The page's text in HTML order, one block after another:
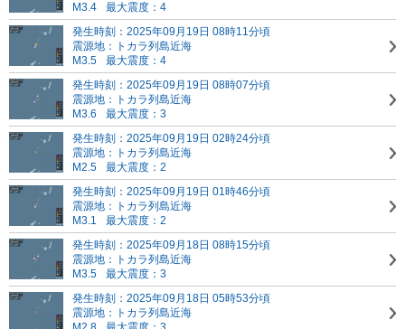
M3.4
最大震度：4
発生時刻：2025年09月19日 08時11分頃
震源地：トカラ列島近海
M3.5
最大震度：4
発生時刻：2025年09月19日 08時07分頃
震源地：トカラ列島近海
M3.6
最大震度：3
発生時刻：2025年09月19日 02時24分頃
震源地：トカラ列島近海
M2.5
最大震度：2
発生時刻：2025年09月19日 01時46分頃
震源地：トカラ列島近海
M3.1
最大震度：2
発生時刻：2025年09月18日 08時15分頃
震源地：トカラ列島近海
M3.5
最大震度：3
発生時刻：2025年09月18日 05時53分頃
震源地：トカラ列島近海